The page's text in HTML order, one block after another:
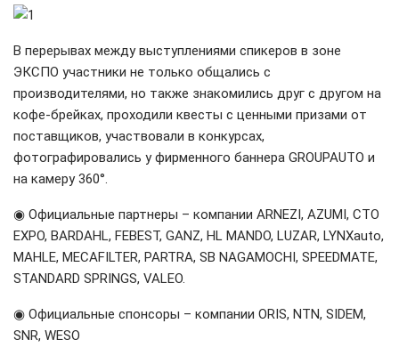
В перерывах между выступлениями спикеров в зоне
ЭКСПО участники не только общались с
производителями, но также знакомились друг с другом на
кофе-брейках, проходили квесты с ценными призами от
поставщиков, участвовали в конкурсах,
фотографировались у фирменного баннера GROUPAUTO и
на камеру 360°.
◉ Официальные партнеры – компании ARNEZI, AZUMI, CTO
EXPO, BARDAHL, FEBEST, GANZ, HL MANDO, LUZAR, LYNXauto,
MAHLE, MECAFILTER, PARTRA, SB NAGAMOCHI, SPEEDMATE,
STANDARD SPRINGS, VALEO.
◉ Официальные спонсоры – компании ORIS, NTN, SIDEM,
SNR, WESO